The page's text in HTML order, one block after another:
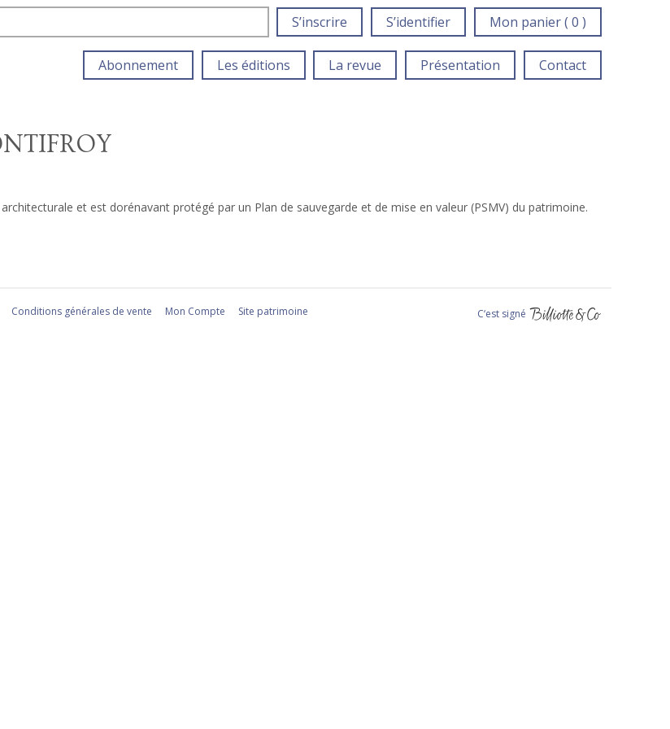
S’inscrire S’identifier Mon panier ( 0 )
Abonnement Les éditions La revue Présentation Contact
et est dorénavant protégé par un Plan de sauvegarde et de mise en valeur (PSMV) du patrimoine.
Conditions générales de vente Mon Compte Site patrimoine C‘est signé